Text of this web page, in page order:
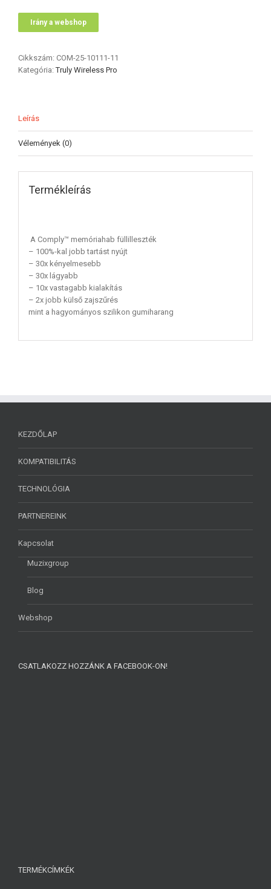
Irány a webshop
Cikkszám: COM-25-10111-11
Kategória:Truly Wireless Pro
Leírás
Vélemények (0)
Termékleírás
A Comply™ memóriahab füllilleszték
– 100%-kal jobb tartást nyújt
– 30x kényelmesebb
– 30x lágyabb
– 10x vastagabb kialakítás
– 2x jobb külső zajszűrés
mint a hagyományos szilikon gumiharang
KEZDŐLAP
KOMPATIBILITÁS
TECHNOLÓGIA
PARTNEREINK
Kapcsolat
Muzixgroup
Blog
Webshop
CSATLAKOZZ HOZZÁNK A FACEBOOK-ON!
TERMÉKCÍMKÉK